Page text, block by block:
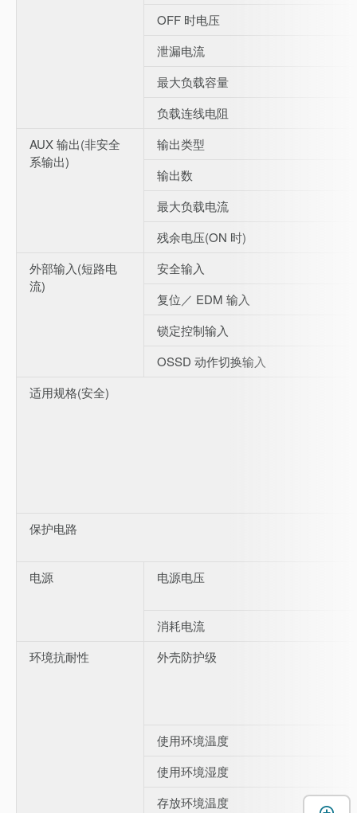
OFF 时电压
泄漏电流
最大负载容量
负载连线电阻
AUX 输出(非安全
系输出)
输出类型
输出数
最大负载电流
残余电压(ON 时)
外部输入(短路电
流)
安全输入
复位／ EDM 输入
锁定控制输入
OSSD 动作切换输入
适用规格(安全)
保护电路
电源 电源电压
消耗电流
环境抗耐性
外壳防护级
使用环境温度
使用环境湿度
存放环境温度